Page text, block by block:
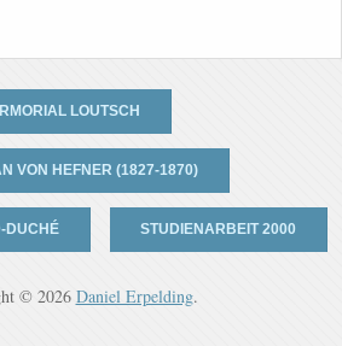
LOUTSCH
VON HEFNER (1827-1870)
DUCHÉ STUDIENARBEIT 2000
© 2026 Daniel Erpelding.